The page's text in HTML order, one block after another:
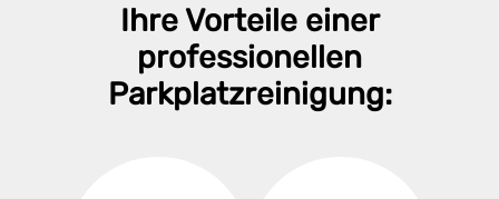
Ihre Vorteile einer
professionellen
Parkplatzreinigung: